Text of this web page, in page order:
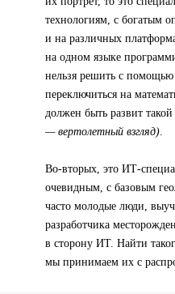
технологиям, с богатым
и на различных
на одном языке
нельзя решить с
переключиться на
должен быть развит
— вертолетный взгляд).
Во-вторых, это ИТ-
очевидным, с базовым
часто молодые люди,
разработчика
в сторону ИТ. Найти
мы принимаем их с